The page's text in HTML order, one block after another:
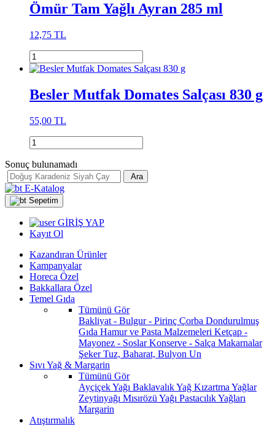
Ömür Tam Yağlı Ayran 285 ml
12,75 TL
Besler Mutfak Domates Salçası 830 g
55,00 TL
Sonuç bulunamadı
Ara
E-Katalog
Sepetim
GİRİŞ YAP
Kayıt Ol
Kazandıran Ürünler
Kampanyalar
Horeca Özel
Bakkallara Özel
Temel Gıda
Tümünü Gör
Bakliyat - Bulgur - Pirinç Çorba Dondurulmuş
Gıda Hamur ve Pasta Malzemeleri Ketçap -
Mayonez - SoslarKonserve - Salça Makarnalar
ŞekerTuz, Baharat, Bulyon Un
Sıvı Yağ & Margarin
Tümünü Gör
Ayçiçek Yağı Baklavalık Yağ Kızartma Yağlar
Zeytinyağı Mısırözü Yağı Pastacılık Yağları
Margarin
Atıştırmalık